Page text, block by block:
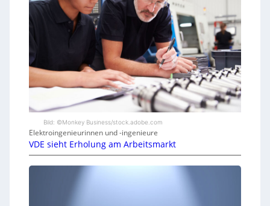
Bild: ©Monkey Business/stock.adobe.com
Elektroingenieurinnen und -ingenieure
VDE sieht Erholung am Arbeitsmarkt